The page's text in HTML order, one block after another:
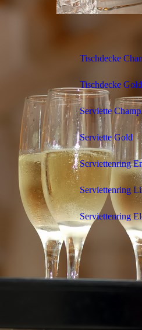
Tischdecke
Tischdecke Gold
Serviette Champ.
Serviette Gold
Serviettenring
Serviettenring
Serviettenring